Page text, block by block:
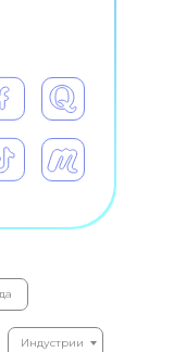
Индустрии